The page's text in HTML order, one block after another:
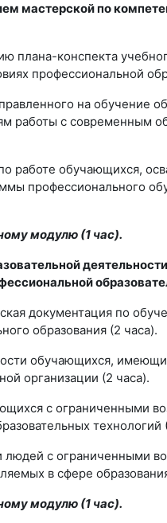
мастерской по
плана-конспекта
профессиональной
на обучение
работы с современным
работе обучающихся,
профессионального
модулю (1 час).
документация по
образования (2 часа).
обучающихся,
организации (2 часа).
с ограниченными
технологий
с ограниченными
в сфере
модулю (1 час).